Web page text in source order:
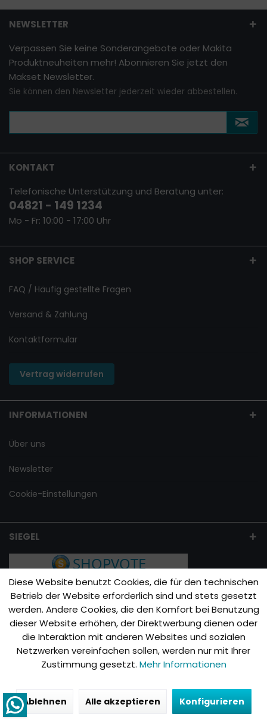
NEWSLETTER
Verpassen Sie keine Sonderangebote oder Makita
Produktneuheiten mehr! Abonnieren Sie jetzt den
Makset Newsletter.
Sie können den Newsletter jederzeit wieder abbestellen.
KONTAKT
Telefonische Unterstützung und Beratung unter:
04821 - 149 1234
Mo - Fr: 10:00 - 17:00 Uhr
SHOP SERVICE
FAQ / Häufig gestellte Fragen
Versand & Zahlung
Kontaktformular
Vertrag widerrufen
INFORMATIONEN
Über uns
Newsletter
Cookie-Einstellungen
SIEGEL
Diese Website benutzt Cookies, die für den technischen
Betrieb der Website erforderlich sind und stets gesetzt
werden. Andere Cookies, die den Komfort bei Benutzung
dieser Website erhöhen, der Direktwerbung dienen oder
die Interaktion mit anderen Websites und sozialen
Netzwerken vereinfachen sollen, werden nur mit Ihrer
Zustimmung gesetzt. Mehr Informationen
Ablehnen Alle akzeptieren Konfigurieren